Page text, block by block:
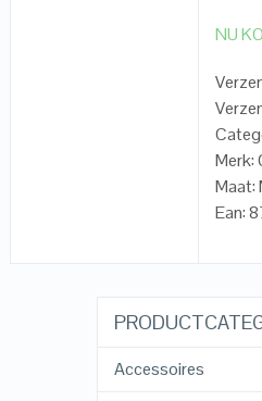
NU
Merk:
Maat:
Ean:
Accessoires